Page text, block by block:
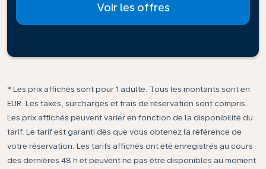
Voir les offres
* Les prix affichés sont pour 1 adulte. Tous les montants sont en
EUR. Les taxes, surcharges et frais de réservation sont compris.
Les prix affichés peuvent varier en fonction de la disponibilité du
tarif. Le tarif est garanti dès que vous obtenez la référence de
votre réservation. Les tarifs affichés ont été enregistrés au cours
des dernières 48 h et peuvent ne pas être disponibles au moment